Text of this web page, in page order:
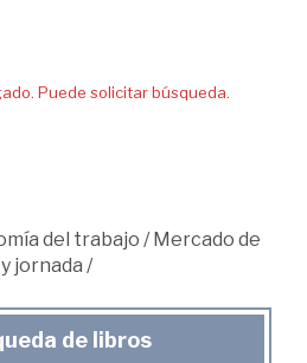
Puede solicitar búsqueda.
del trabajo /Mercado de
jornada /
de libros